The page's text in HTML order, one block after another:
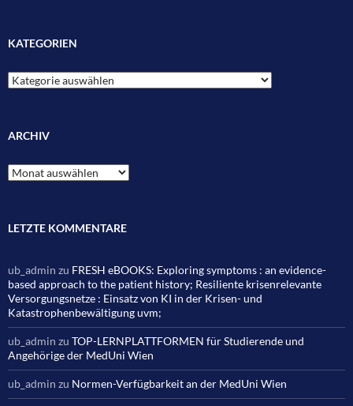
KATEGORIEN
Kategorien
ARCHIV
Archiv
LETZTE KOMMENTARE
ub_admin zu FRESH eBOOKS: Exploring symptoms : an evidence-
based approach to the patient history; Resiliente krisenrelevante
Versorgungsnetze : Einsatz von KI in der Krisen- und
Katastrophenbewältigung uvm;
ub_admin zu TOP-LERNPLATTFORMEN für Studierende und
Angehörige der MedUni Wien
ub_admin zu Normen-Verfügbarkeit an der MedUni Wien